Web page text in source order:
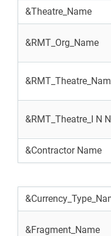
&Theatre_Name
&RMT_Org_Name
&RMT_Theatre_I N N
&Contractor Name
&Fragment_Name